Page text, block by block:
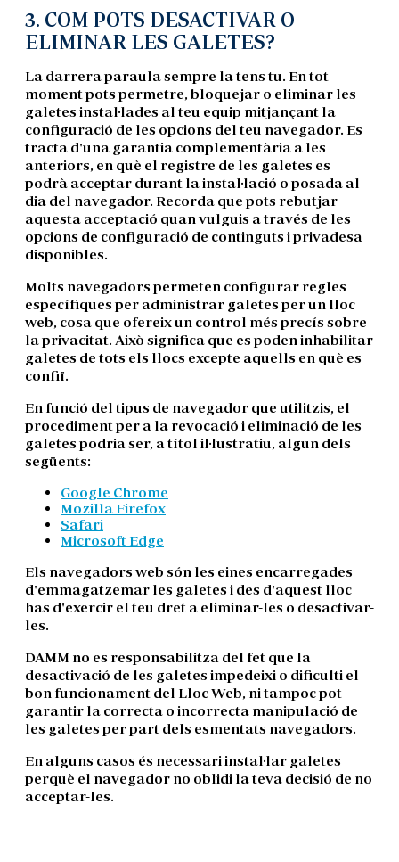
3. COM POTS DESACTIVAR O
ELIMINAR LES GALETES?
La darrera paraula sempre la tens tu. En tot
moment pots permetre, bloquejar o eliminar les
galetes instal·lades al teu equip mitjançant la
configuració de les opcions del teu navegador. Es
tracta d'una garantia complementària a les
anteriors, en què el registre de les galetes es
podrà acceptar durant la instal·lació o posada al
dia del navegador. Recorda que pots rebutjar
aquesta acceptació quan vulguis a través de les
opcions de configuració de continguts i privadesa
disponibles.
Molts navegadors permeten configurar regles
específiques per administrar galetes per un lloc
web, cosa que ofereix un control més precís sobre
la privacitat. Això significa que es poden inhabilitar
galetes de tots els llocs excepte aquells en què es
confiï.
En funció del tipus de navegador que utilitzis, el
procediment per a la revocació i eliminació de les
galetes podria ser, a títol il·lustratiu, algun dels
següents:
Google Chrome
Mozilla Firefox
Safari
Microsoft Edge
Els navegadors web són les eines encarregades
d'emmagatzemar les galetes i des d'aquest lloc
has d'exercir el teu dret a eliminar-les o desactivar-
les.
DAMM no es responsabilitza del fet que la
desactivació de les galetes impedeixi o dificulti el
bon funcionament del Lloc Web, ni tampoc pot
garantir la correcta o incorrecta manipulació de
les galetes per part dels esmentats navegadors.
En alguns casos és necessari instal·lar galetes
perquè el navegador no oblidi la teva decisió de no
acceptar-les.